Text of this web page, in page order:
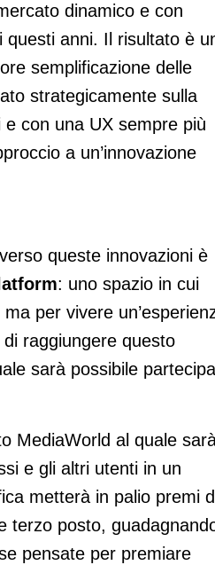
dinamico e con
questi anni. Il risultato è
semplificazione delle
strategicamente sulla
con una UX sempre più
a un’innovazione
queste innovazioni è
: uno spazio in cui
per vivere
raggiungere questo
sarà possibile
MediaWorld al quale
e gli altri utenti in un
metterà in palio premi
terzo posto,
pensate per premiare